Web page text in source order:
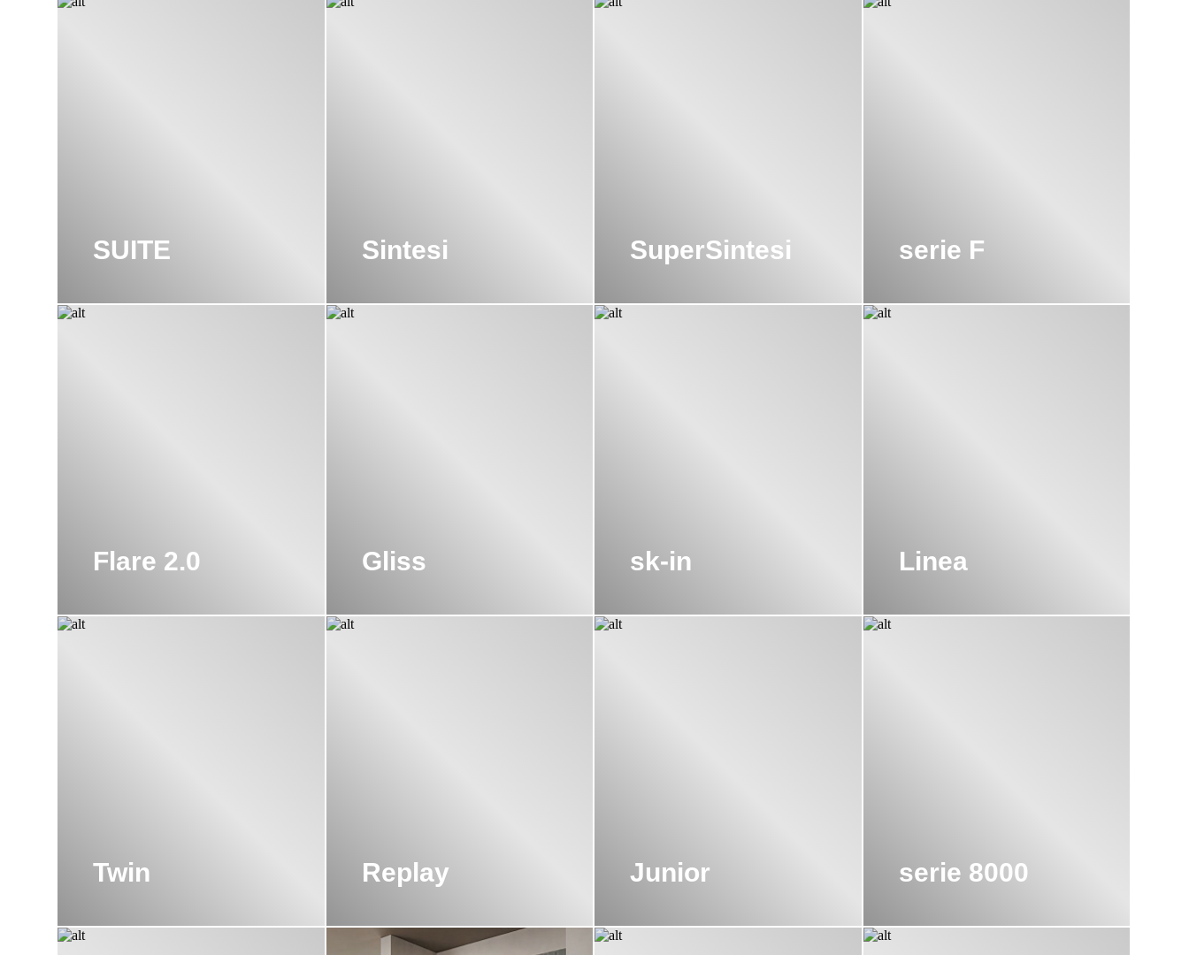
SUITE Sintesi SuperSintesi serie F
Flare 2.0 Gliss sk-in Linea
Twin Replay Junior serie 8000